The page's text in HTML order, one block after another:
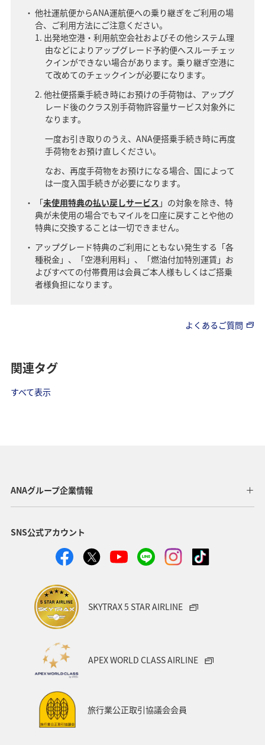
他社運航便からANA運航便への乗り継ぎをご利用の場
合、ご利用方法にご注意ください。
出発地空港・利用航空会社およびその他システム理
由などによりアップグレード予約便へスルーチェッ
クインができない場合があります。乗り継ぎ空港に
て改めてのチェックインが必要になります。
他社便搭乗手続き時にお預けの手荷物は、アップグ
レード後のクラス別手荷物許容量サービス対象外に
なります。
一度お引き取りのうえ、ANA便搭乗手続き時に再度
手荷物をお預け直しください。
なお、再度手荷物をお預けになる場合、国によって
は一度入国手続きが必要になります。
「未使用特典の払い戻しサービス 」の対象を除き、特
典が未使用の場合でもマイルを口座に戻すことや他の
特典に交換することは一切できません。
アップグレード特典のご利用にともない発生する「各
種税金」、「空港利用料」、「燃油付加特別運賃」お
よびすべての付帯費用は会員ご本人様もしくはご搭乗
者様負担になります。
よくあるご質問
関連タグ
すべて表示
ANAグループ企業情報
SNS公式アカウント
SKYTRAX 5 STAR AIRLINE
APEX WORLD CLASS AIRLINE
旅行業公正取引協議会会員